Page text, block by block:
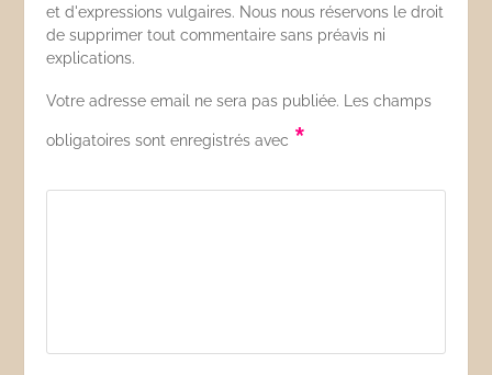
et d'expressions vulgaires. Nous nous réservons le droit
de supprimer tout commentaire sans préavis ni
explications.
Votre adresse email ne sera pas publiée. Les champs
obligatoires sont enregistrés avec *